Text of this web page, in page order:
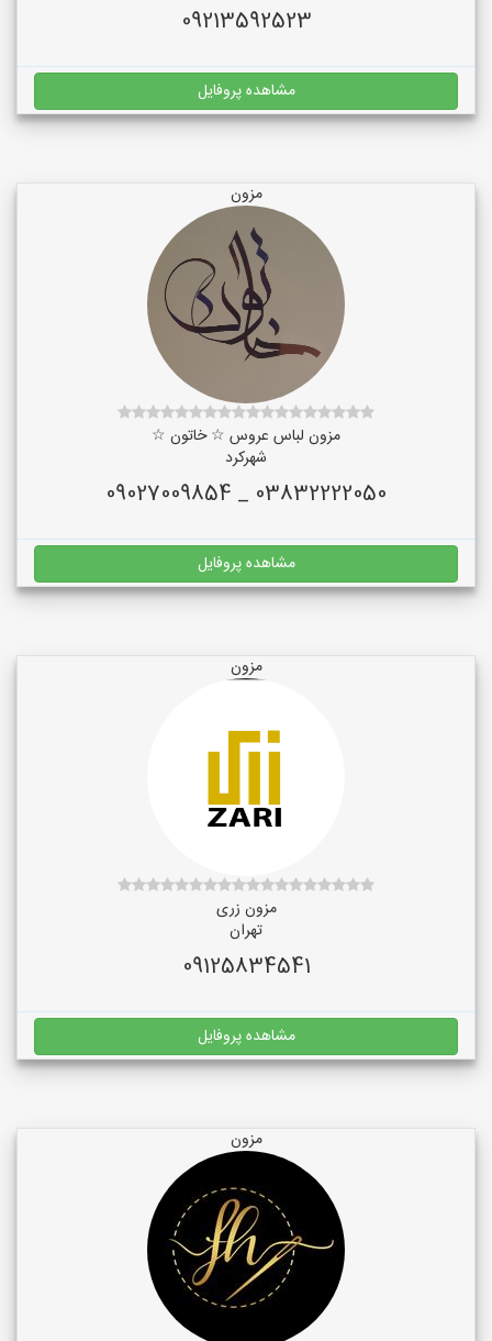
09213592523
مشاهده پروفایل
مزون
مزون لباس عروس ☆ خاتون ☆
شهرکرد
03832222050 _ 09027009854
مشاهده پروفایل
مزون
مزون زری
تهران
09125834541
مشاهده پروفایل
مزون